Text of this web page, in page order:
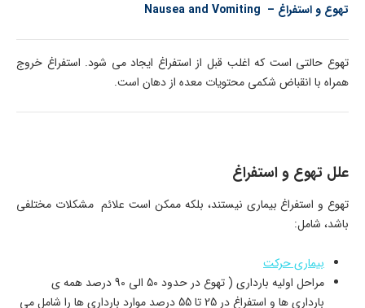
تهوع و استفراغ – Nausea and Vomiting
تهوع حالتی است که اغلب قبل از استفراغ ایجاد می شود. استفراغ خروج
همراه با انقباض شکمی محتویات معده از دهان است.
علل تهوع و استفراغ
تهوع و استفراغ بیماری نیستند، بلکه ممکن است علائم مشکلات مختلفی
باشد، شامل:
بیماری حرکت
مراحل اولیه بارداری ( تهوع در حدود 50 الی 90 درصد همه ی
بارداری ها و استفراغ در 25 تا 55 درصد موارد بارداری ها را شامل می